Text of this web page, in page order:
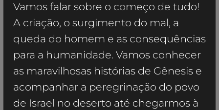
Vamos falar sobre o começo de tudo!
A criação, o surgimento do mal, a
queda do homem e as consequências
para a humanidade. Vamos conhecer
as maravilhosas histórias de Gênesis e
acompanhar a peregrinação do povo
de Israel no deserto até chegarmos à